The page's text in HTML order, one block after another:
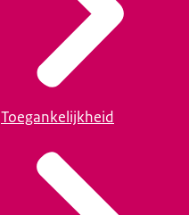
Toegankelijkheid